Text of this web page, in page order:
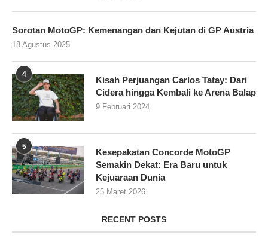
Sorotan MotoGP: Kemenangan dan Kejutan di GP Austria
18 Agustus 2025
4
Kisah Perjuangan Carlos Tatay: Dari
Cidera hingga Kembali ke Arena Balap
9 Februari 2024
5
Kesepakatan Concorde MotoGP
Semakin Dekat: Era Baru untuk
Kejuaraan Dunia
25 Maret 2026
RECENT POSTS